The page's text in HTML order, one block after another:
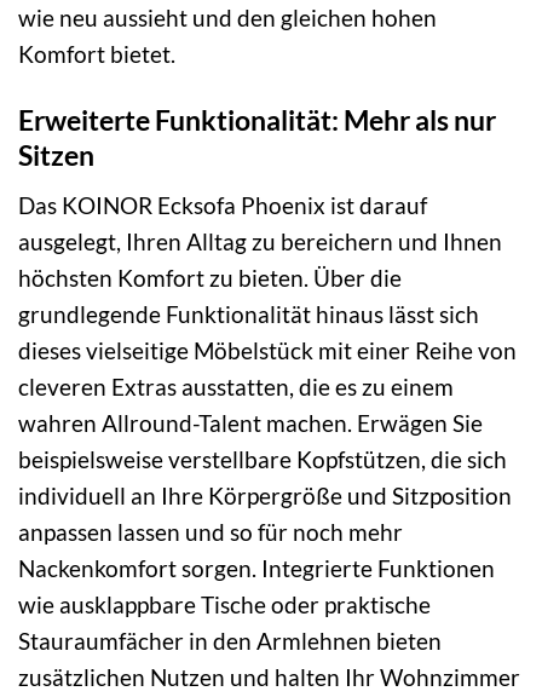
wie neu aussieht und den gleichen hohen
Komfort bietet.
Erweiterte Funktionalität: Mehr als nur
Sitzen
Das KOINOR Ecksofa Phoenix ist darauf
ausgelegt, Ihren Alltag zu bereichern und Ihnen
höchsten Komfort zu bieten. Über die
grundlegende Funktionalität hinaus lässt sich
dieses vielseitige Möbelstück mit einer Reihe von
cleveren Extras ausstatten, die es zu einem
wahren Allround-Talent machen. Erwägen Sie
beispielsweise verstellbare Kopfstützen, die sich
individuell an Ihre Körpergröße und Sitzposition
anpassen lassen und so für noch mehr
Nackenkomfort sorgen. Integrierte Funktionen
wie ausklappbare Tische oder praktische
Stauraumfächer in den Armlehnen bieten
zusätzlichen Nutzen und halten Ihr Wohnzimmer